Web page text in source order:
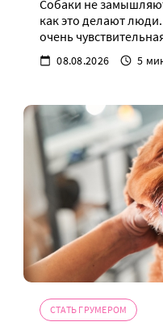
Собаки не
как это делают
очень
08.08.2026 5
СТАТЬ ГРУМЕРОМ